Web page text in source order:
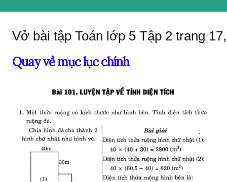
Vở bài tập Toán lớp 5 Tập 2 trang
Quay về mục lục chính